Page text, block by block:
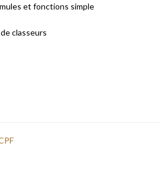
et fonctions simple
classeurs